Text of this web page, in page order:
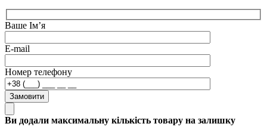
Ваше Ім’я
E-mail
Номер телефону
Замовити
Ви додали максимальну кількість товару на залишку